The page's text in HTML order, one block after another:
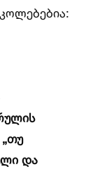
და